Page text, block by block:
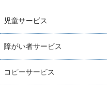
児童サービス
障がい者サービス
コピーサービス